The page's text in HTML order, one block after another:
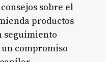
sobre el
productos
seguimiento
compromiso